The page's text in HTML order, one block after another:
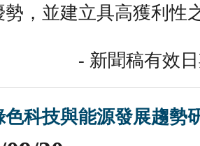
勢，並建立具高獲利性
- 新聞稿有效
科技與能源發展趨勢